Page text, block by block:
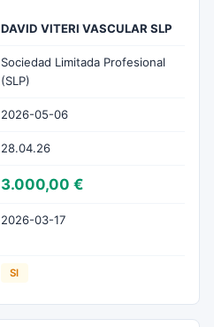
DAVID VITERI VASCULAR SLP
Sociedad Limitada Profesional
(SLP)
2026-05-06
28.04.26
3.000,00 €
2026-03-17
SI